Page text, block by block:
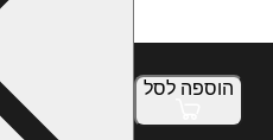
הוספה לסל